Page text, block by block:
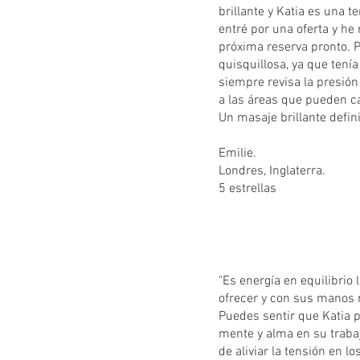
brillante y Katia es una
entré por una oferta y
próxima reserva pronto.
quisquillosa, ya que
siempre revisa la
a las áreas que pueden
Un masaje brillante
Emilie.
Londres, Inglaterra.
5 estrellas
"Es energía en equilibrio
ofrecer y con sus
Puedes sentir que Katia
mente y alma en su
de aliviar la tensión en